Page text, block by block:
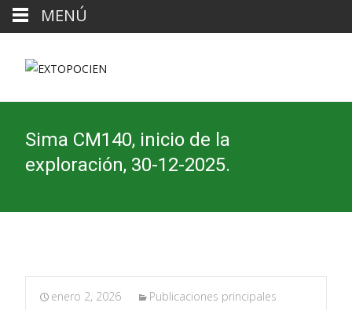
Sima CM140, inicio de la
exploración, 30-12-2025.
enero 2, 2026 Publicaciones principales
MENÚ